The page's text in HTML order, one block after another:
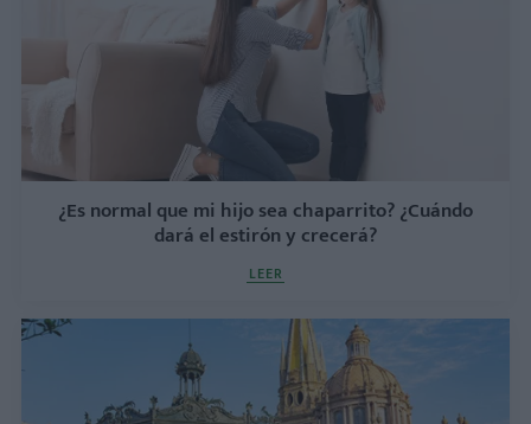
¿Es normal que mi hijo sea chaparrito? ¿Cuándo
dará el estirón y crecerá?
LEER